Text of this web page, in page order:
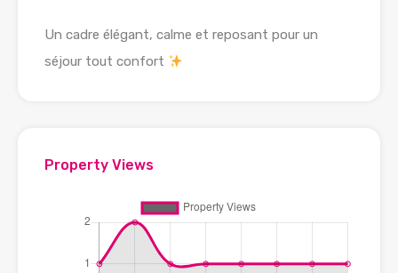
Un cadre élégant, calme et reposant pour un
séjour tout confort
Property Views